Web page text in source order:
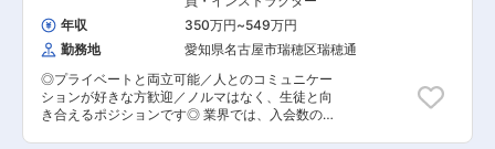
個々の評価ではなくチーム内の働きぶりを評価す
企業です。
日の対応は 3〜5組でバタつかず丁寧な対応がで
きます。 ◎無理な提案・飛び込み営業は一切ナ
シ！ ■勤務地 ご希望を伺い、愛知県内店舗のい
ずれかでの勤務となります。 ※ご自宅から通勤可
能な店舗で異動をしていただく場合がございます
が、その他の転勤はございません。（通勤に1.5時
間以上かかる店舗への配属はございません。） ■
キャリアステップ（一例） ◇ 年収450万円／店
年収
350万円~549万円
勤務地
愛知県名古屋市瑞穂区瑞穂通
◎プライベートと両立可能／人とのコミュニケー
ションが好きな方歓迎／ノルマはなく、生徒と向
き合えるポジションです◎ 業界では、入会数の目